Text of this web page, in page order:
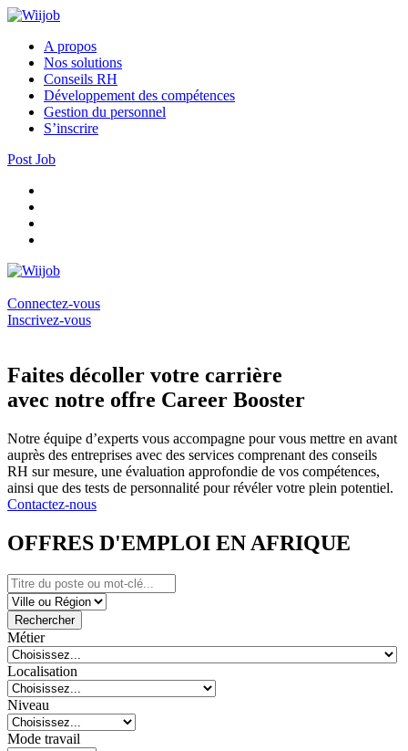
A propos
Nos solutions
Conseils RH
Développement des compétences
Gestion du personnel
S’inscrire
Post Job
Connectez-vous
Inscrivez-vous
Faites décoller votre carrière
avec notre offre Career Booster
Notre équipe d’experts vous accompagne pour vous mettre en avant
auprès des entreprises avec des services comprenant des conseils
RH sur mesure, une évaluation approfondie de vos compétences,
ainsi que des tests de personnalité pour révéler votre plein potentiel.
Contactez-nous
OFFRES D'EMPLOI EN AFRIQUE
Rechercher
Métier
Localisation
Niveau
Mode travail